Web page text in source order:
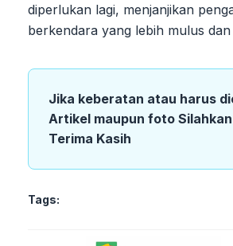
diperlukan lagi, menjanjikan
berkendara yang lebih mulus dan
Jika keberatan atau harus
Artikel maupun foto Silahkan
Terima Kasih
Tags: